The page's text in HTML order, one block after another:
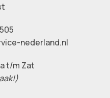
nederland.nl
t/m Zat